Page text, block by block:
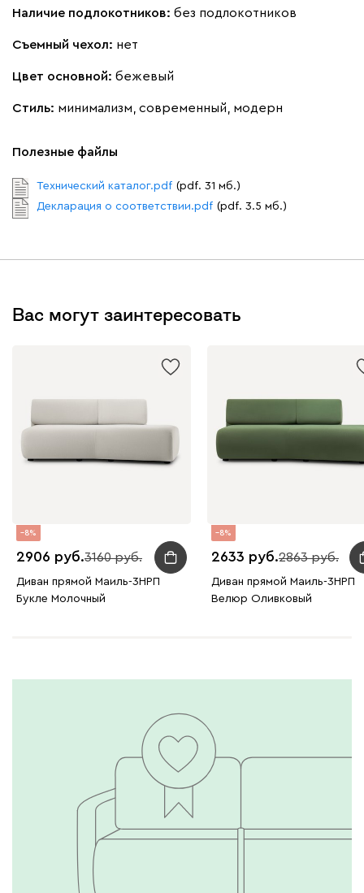
Наличие подлокотников: без подлокотников
Съемный чехол: нет
Цвет основной: бежевый
Стиль: минимализм, современный, модерн
Полезные файлы
Технический каталог.pdf (pdf. 31 мб.)
Декларация о соответствии.pdf (pdf. 3.5 мб.)
Вас могут заинтересовать
8
2906 3160
Диван прямой Маиль-3НРП
Букле Молочный
8
2633 2863
Диван прямой Маиль-3НРП
Велюр Оливковый